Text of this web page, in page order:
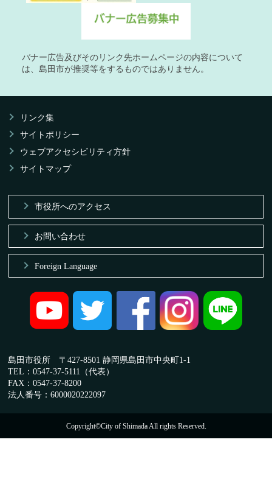
バナー広告及びそのリンク先ホームページの内容について
は、島田市が推奨等をするものではありません。
リンク集
サイトポリシー
ウェブアクセシビリティ方針
サイトマップ
市役所へのアクセス
お問い合わせ
Foreign Language
島田市役所 〒427-8501 静岡県島田市中央町1-1
TEL：0547-37-5111（代表）
FAX：0547-37-8200
法人番号：6000020222097
Copyright©City of Shimada All rights Reserved.